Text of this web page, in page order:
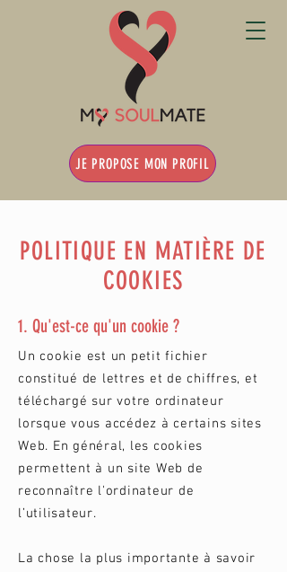
JE PROPOSE MON PROFIL
POLITIQUE EN MATIÈRE DE
COOKIES
1. Qu'est-ce qu'un cookie ?
Un cookie est un petit fichier
constitué de lettres et de chiffres, et
téléchargé sur votre ordinateur
lorsque vous accédez à certains sites
Web. En général, les cookies
permettent à un site Web de
reconnaître l'ordinateur de
l’utilisateur.
La chose la plus importante à savoir